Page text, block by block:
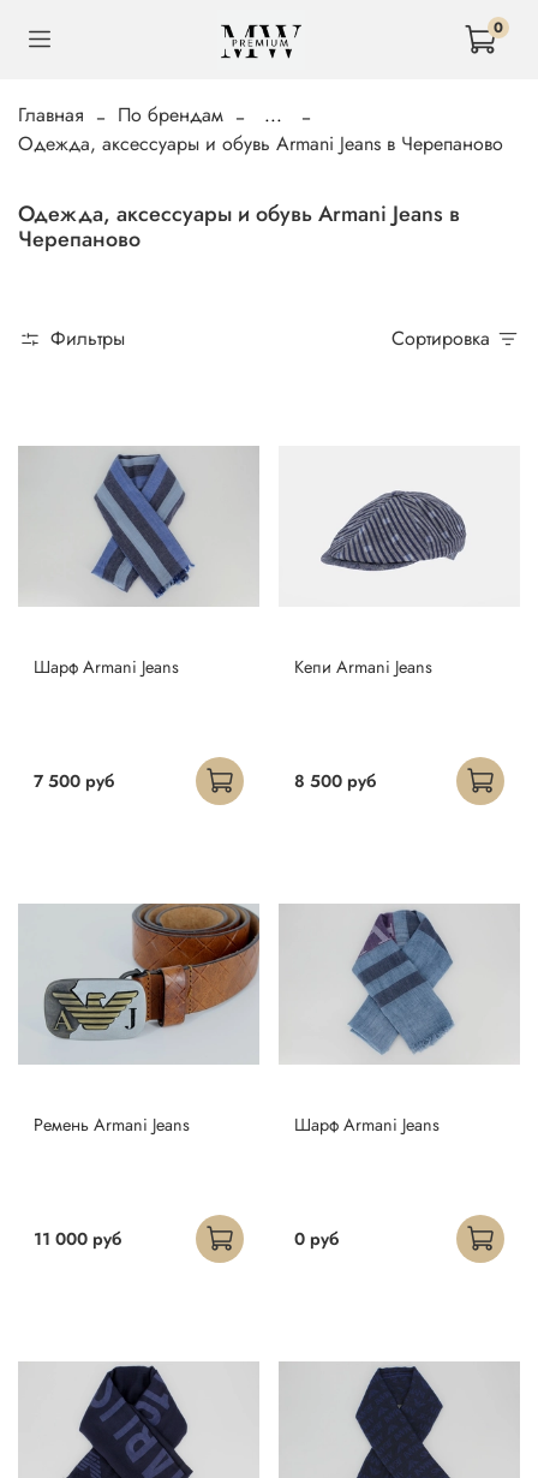
0
Главная По брендам
...
Одежда, аксессуары и обувь Armani Jeans в Черепаново
Одежда, аксессуары и обувь Armani Jeans в
Черепаново
Фильтры Сортировка
Шарф Armani Jeans
7 500 руб
Кепи Armani Jeans
8 500 руб
Ремень Armani Jeans
11 000 руб
Шарф Armani Jeans
0 руб